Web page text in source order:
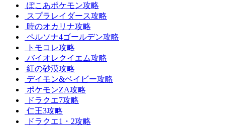
ぽこあポケモン攻略
スプラレイダース攻略
時のオカリナ攻略
ペルソナ4ゴールデン攻略
トモコレ攻略
バイオレクイエム攻略
紅の砂漠攻略
デイモン&ベイビー攻略
ポケモンZA攻略
ドラクエ7攻略
仁王3攻略
ドラクエ1・2攻略